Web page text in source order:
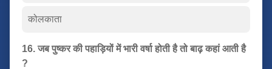
कोलकाता
16. जब पुष्कर की पहाड़ियों में भारी वर्षा होती है तो बाढ़ कहां आती है
?